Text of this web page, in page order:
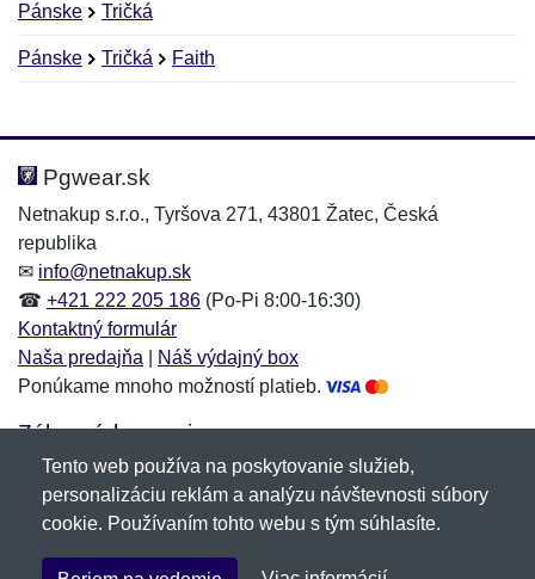
Pánske Tričká
Pánske Tričká Faith
Hodnotenie:
Meno:*
E-mail:
Správa*
Meno:
E-mail:*
Správa*
Pgwear.sk
Netnakup s.r.o., Tyršova 271, 43801 Žatec, Česká
republika
✉ info@netnakup.sk
☎ +421 222 205 186 (Po-Pi 8:00-16:30)
Kontaktný formulár
Naša predajňa
Náš výdajný box
Ponúkame mnoho možností platieb.
Zákaznícky servis
Novinky emailom
Copyright © 2007-2026 (19 rokov s vami)Netnakup.sk
Tento web používa na poskytovanie služieb,
personalizáciu reklám a analýzu návštevnosti súbory
cookie. Používaním tohto webu s tým súhlasíte.